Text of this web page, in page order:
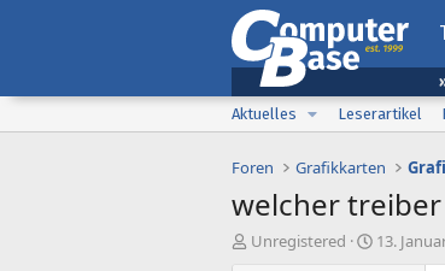
Aktuelles
Leserartikel
Foren Grafikkarten
welcher treiber
EUnregistered
E13.